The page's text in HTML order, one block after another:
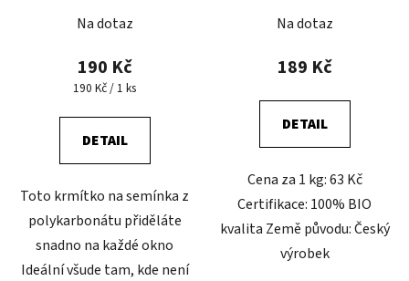
Na dotaz
190 Kč
Měrná
190 Kč / 1 ks
DETAIL
Toto krmítko na semínka z
polykarbonátu přiděláte
snadno na každé okno
Ideální všude tam, kde není
hodnocení
produktu
5,0
z
hvězdiček.
Na dotaz
189 Kč
DETAIL
Cena za 1 kg: 63 Kč
Certifikace: 100% BIO
kvalita Země původu: Český
výrobek